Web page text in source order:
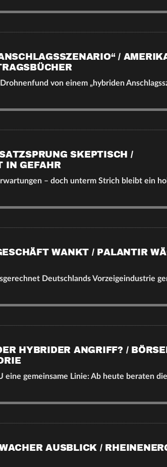
/
von einem „hybriden
SKEPTISCH /
IN GEFAHR
– doch unterm Strich bleibt ein
WANKT / PALANTIR
Deutschlands Vorzeigeindustrie
HYBRIDER ANGRIFF? /
eine gemeinsame Linie: Ab heute beraten
AUSBLICK /